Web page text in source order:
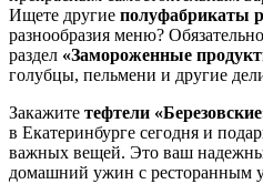
Ищете другие полуфабрикаты
разнообразия меню?
раздел «Замороженные
голубцы, пельмени и другие
Закажите тефтели
в Екатеринбурге сегодня и
важных вещей. Это ваш
домашний ужин с ресторанным